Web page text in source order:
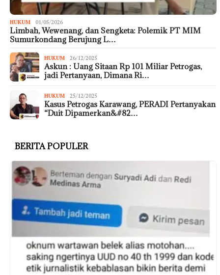
HUKUM 01/05/2026
Limbah, Wewenang, dan Sengketa: Polemik PT MIM
Sumurkondang Berujung L…
HUKUM 26/12/2025
Askun : Uang Sitaan Rp 101 Miliar Petrogas,
jadi Pertanyaan, Dimana Ri…
HUKUM 25/12/2025
Kasus Petrogas Karawang, PERADI Pertanyakan
“Duit Dipamerkan&#82…
BERITA POPULER